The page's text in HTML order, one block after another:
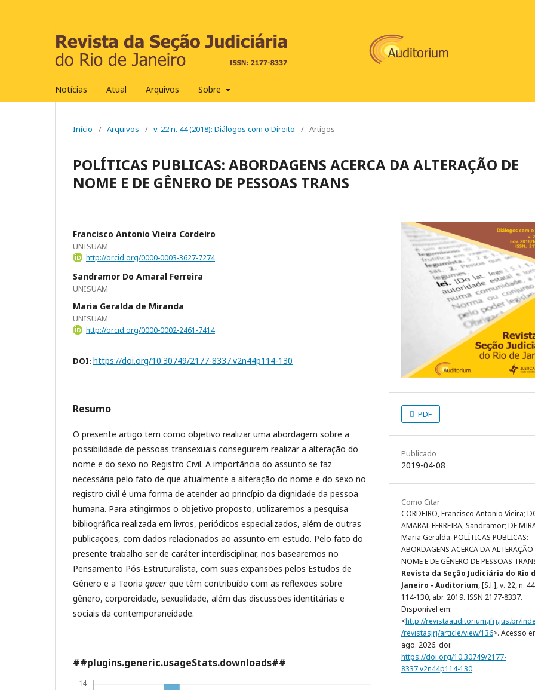
Notícias Atual Arquivos Sobre
Início / Arquivos / v. 22 n. 44 (2018): Diálogos com o Direito / Artigos
POLÍTICAS PUBLICAS: ABORDAGENS ACERCA DA ALTERAÇÃO DE
NOME E DE GÊNERO DE PESSOAS TRANS
Francisco Antonio Vieira Cordeiro
UNISUAM
http://orcid.org/0000-0003-3627-7274
Sandramor Do Amaral Ferreira
UNISUAM
Maria Geralda de Miranda
UNISUAM
http://orcid.org/0000-0002-2461-7414
DOI: https://doi.org/10.30749/2177-8337.v2n44p114-130
Resumo
O presente artigo tem como objetivo realizar uma abordagem sobre a
possibilidade de pessoas transexuais conseguirem realizar a alteração do
nome e do sexo no Registro Civil. A importância do assunto se faz
necessária pelo fato de que atualmente a alteração do nome e do sexo no
registro civil é uma forma de atender ao princípio da dignidade da pessoa
humana. Para atingirmos o objetivo proposto, utilizaremos a pesquisa
bibliográfica realizada em livros, periódicos especializados, além de outras
publicações, com dados relacionados ao assunto em estudo. Pelo fato do
presente trabalho ser de caráter interdisciplinar, nos basearemos no
Pensamento Pós-Estruturalista, com suas expansões pelos Estudos de
Gênero e a Teoria queer que têm contribuído com as reflexões sobre
gênero, corporeidade, sexualidade, além das discussões identitárias e
sociais da contemporaneidade.
##plugins.generic.usageStats.downloads##
PDF
Publicado
2019-04-08
Como Citar
CORDEIRO, Francisco Antonio Vieira;
AMARAL FERREIRA, Sandramor; DE
Maria Geralda. POLÍTICAS PUBLICAS:
ABORDAGENS ACERCA DA ALTERAÇÃO
NOME E DE GÊNERO DE PESSOAS
Revista da Seção Judiciária do Rio
Janeiro - Auditorium, [S.l.], v. 22, n.
114-130, abr. 2019. ISSN 2177-8337.
Disponível em:
<http://revistaauditorium.jfrj.jus.br/
/revistasjrj/article/view/136>. Acesso
ago. 2026. doi:
https://doi.org/10.30749/2177-
8337.v2n44p114-130.